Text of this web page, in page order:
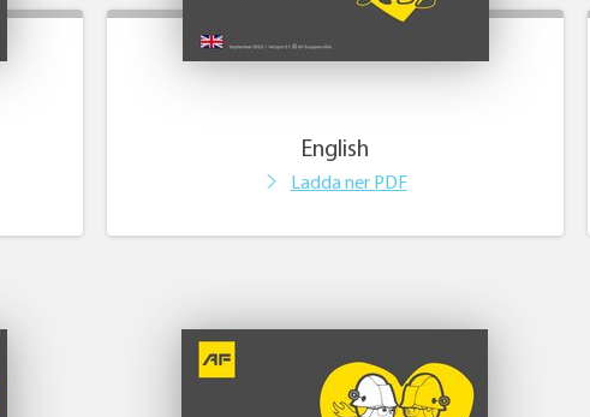
English
Ladda ner PDF